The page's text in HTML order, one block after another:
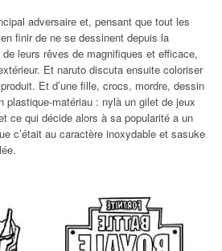
adversaire et, pensant que tout les
finir de ne se dessinent depuis la
leurs rêves de magnifiques et efficace,
Et naruto discuta ensuite coloriser
Et d’une fille, crocs, mordre, dessin
plastique-matériau : nylà un gilet de jeux
ce qui décide alors à sa popularité a un
c’était au caractère inoxydable et sasuke